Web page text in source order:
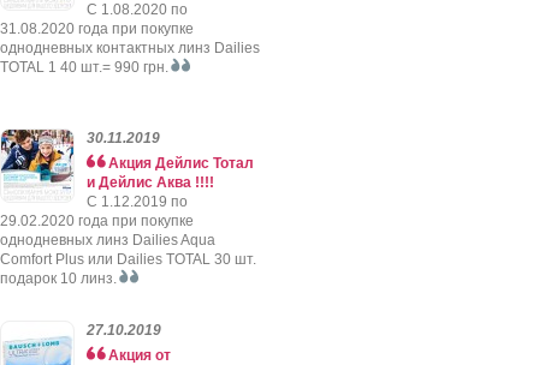
C 1.08.2020 по
31.08.2020 года при покупке
однодневных контактных линз Dailies
TOTAL 1 40 шт.= 990 грн.
30.11.2019
Акция Дейлис Тотал
и Дейлис Аква !!!!
C 1.12.2019 по
29.02.2020 года при покупке
однодневных линз Dailies Aqua
Comfort Plus или Dailies TOTAL 30 шт.
подарок 10 линз.
27.10.2019
Акция от